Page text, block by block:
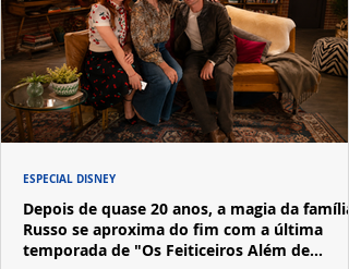
Depois de quase 20 anos, a magia da família
Russo se aproxima do fim com a última
temporada de "Os Feiticeiros Além de
ESPECIAL DISNEY